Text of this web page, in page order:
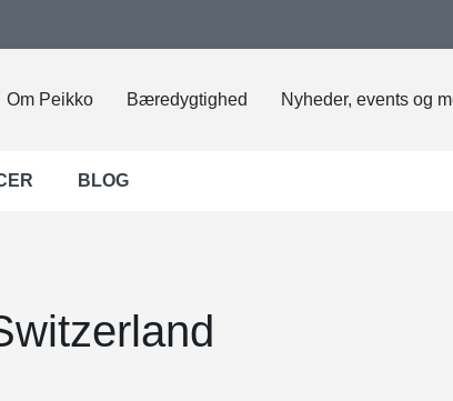
Om Peikko Bæredygtighed Nyheder, events og
BLOG